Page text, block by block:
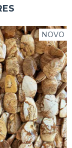
NOVO